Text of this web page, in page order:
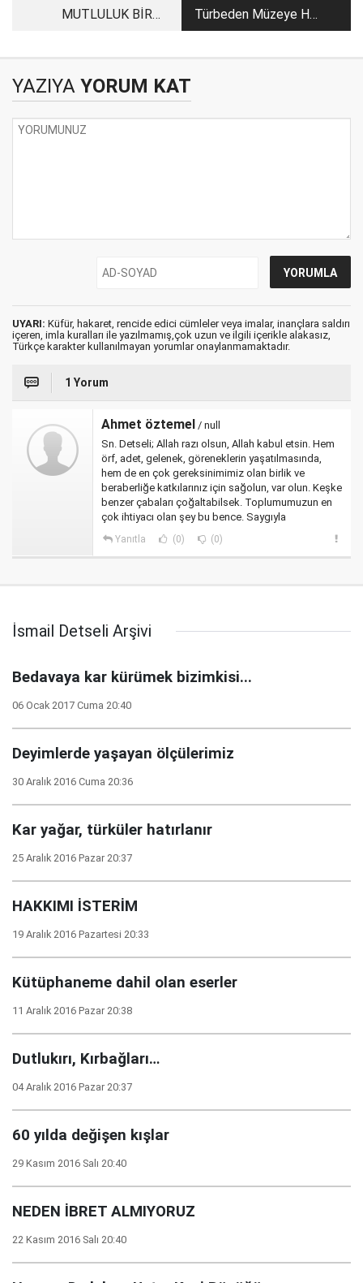
MUTLULUK BİR
Türbeden Müzeye Hz.
Mevlana
YAZIYA YORUM KAT
UYARI: Küfür, hakaret, rencide edici cümleler veya imalar, inançlara saldırı
içeren, imla kuralları ile yazılmamış,çok uzun ve ilgili içerikle alakasız,
Türkçe karakter kullanılmayan yorumlar onaylanmamaktadır.
1 Yorum
Ahmet öztemel / null
Sn. Detseli; Allah razı olsun, Allah kabul etsin. Hem
örf, adet, gelenek, göreneklerin yaşatılmasında,
hem de en çok gereksinimimiz olan birlik ve
beraberliğe katkılarınız için sağolun, var olun. Keşke
benzer çabaları çoğaltabilsek. Toplumumuzun en
çok ihtiyacı olan şey bu bence. Saygıyla
Yanıtla (0) (0)
İsmail Detseli Arşivi
Bedavaya kar kürümek bizimkisi...
06 Ocak 2017 Cuma 20:40
Deyimlerde yaşayan ölçülerimiz
30 Aralık 2016 Cuma 20:36
Kar yağar, türküler hatırlanır
25 Aralık 2016 Pazar 20:37
HAKKIMI İSTERİM
19 Aralık 2016 Pazartesi 20:33
Kütüphaneme dahil olan eserler
11 Aralık 2016 Pazar 20:38
Dutlukırı, Kırbağları…
04 Aralık 2016 Pazar 20:37
60 yılda değişen kışlar
29 Kasım 2016 Salı 20:40
NEDEN İBRET ALMIYORUZ
22 Kasım 2016 Salı 20:40